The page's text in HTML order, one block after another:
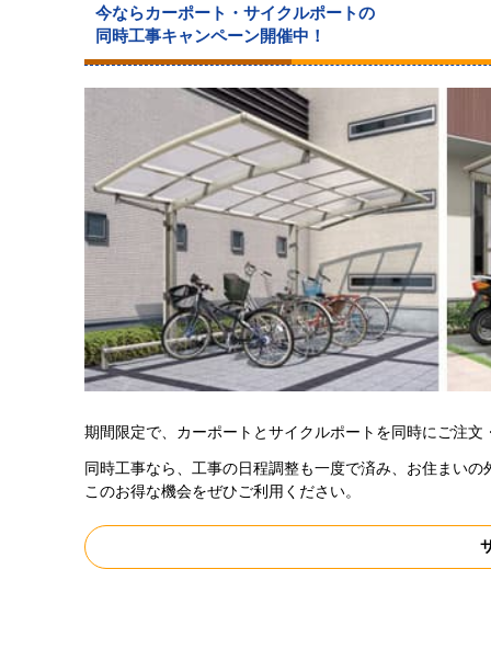
今ならカーポート・サイクルポートの
同時工事キャンペーン開催中！
期間限定で、カーポートとサイクルポートを同時にご注
同時工事なら、工事の日程調整も一度で済み、お住まい
このお得な機会をぜひご利用ください。